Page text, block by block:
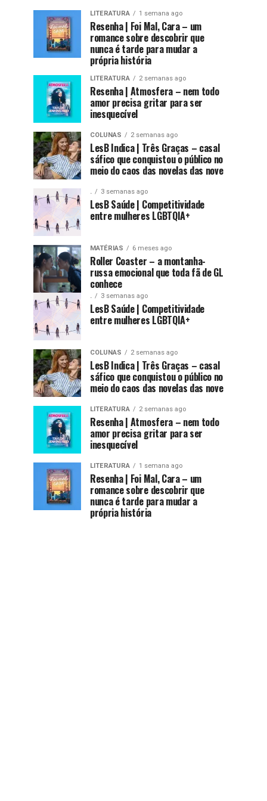
LITERATURA 1 semana ago
Resenha | Foi Mal, Cara – um
romance sobre descobrir que
nunca é tarde para mudar a
própria história
LITERATURA 2 semanas ago
Resenha | Atmosfera – nem todo
amor precisa gritar para ser
inesquecível
COLUNAS 2 semanas ago
LesB Indica | Três Graças – casal
sáfico que conquistou o público no
meio do caos das novelas das nove
. 3 semanas ago
LesB Saúde | Competitividade
entre mulheres LGBTQIA+
MATÉRIAS 6 meses ago
Roller Coaster – a montanha-
russa emocional que toda fã de GL
conhece
. 3 semanas ago
LesB Saúde | Competitividade
entre mulheres LGBTQIA+
COLUNAS 2 semanas ago
LesB Indica | Três Graças – casal
sáfico que conquistou o público no
meio do caos das novelas das nove
LITERATURA 2 semanas ago
Resenha | Atmosfera – nem todo
amor precisa gritar para ser
inesquecível
LITERATURA 1 semana ago
Resenha | Foi Mal, Cara – um
romance sobre descobrir que
nunca é tarde para mudar a
própria história